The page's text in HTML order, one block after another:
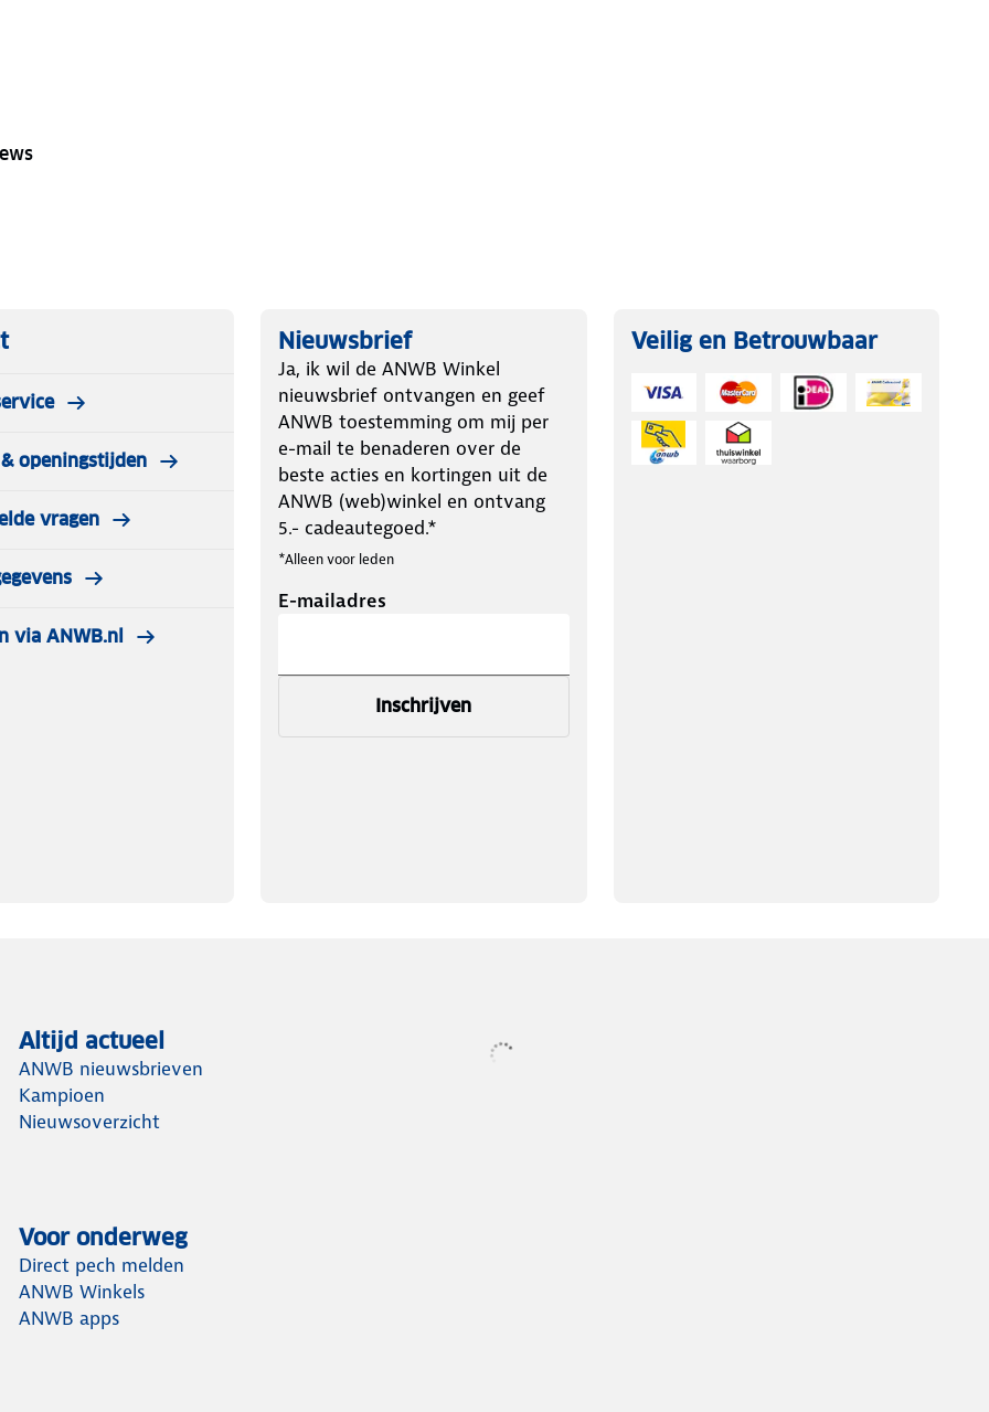
openingstijden
vragen
via ANWB.nl
Nieuwsbrief
Ja, ik wil de ANWB Winkel
nieuwsbrief ontvangen en geef
ANWB toestemming om mij per
e-mail te benaderen over de
beste acties en kortingen uit de
ANWB (web)winkel en ontvang
5.- cadeautegoed.*
*Alleen voor leden
E-mailadres
Inschrijven
Veilig en Betrouwbaar
Altijd actueel
ANWB nieuwsbrieven
Kampioen
Nieuwsoverzicht
Voor onderweg
Direct pech melden
ANWB Winkels
ANWB apps